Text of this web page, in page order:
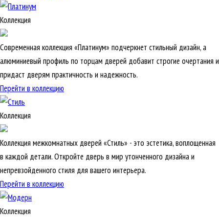
Коллекция
Современная коллекция «Платинум» подчеркнет стильный дизайн, а
алюминиевый профиль по торцам дверей добавит строгие очертания и
придаст дверям практичность и надежность.
Перейти в коллекцию
Коллекция
Коллекция межкомнатных дверей «Стиль» - это эстетика, воплощенная
в каждой детали. Откройте дверь в мир утонченного дизайна и
непревзойденного стиля для вашего интерьера.
Перейти в коллекцию
Коллекция